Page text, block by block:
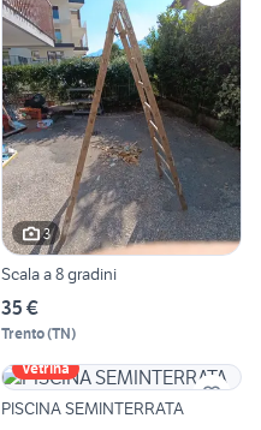
3
Scala a 8 gradini
35 €
Trento(TN)
Vetrina
PISCINA SEMINTERRATA